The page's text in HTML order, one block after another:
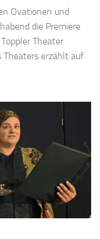
Ovationen und
die Premiere
Theater
Theaters erzählt auf